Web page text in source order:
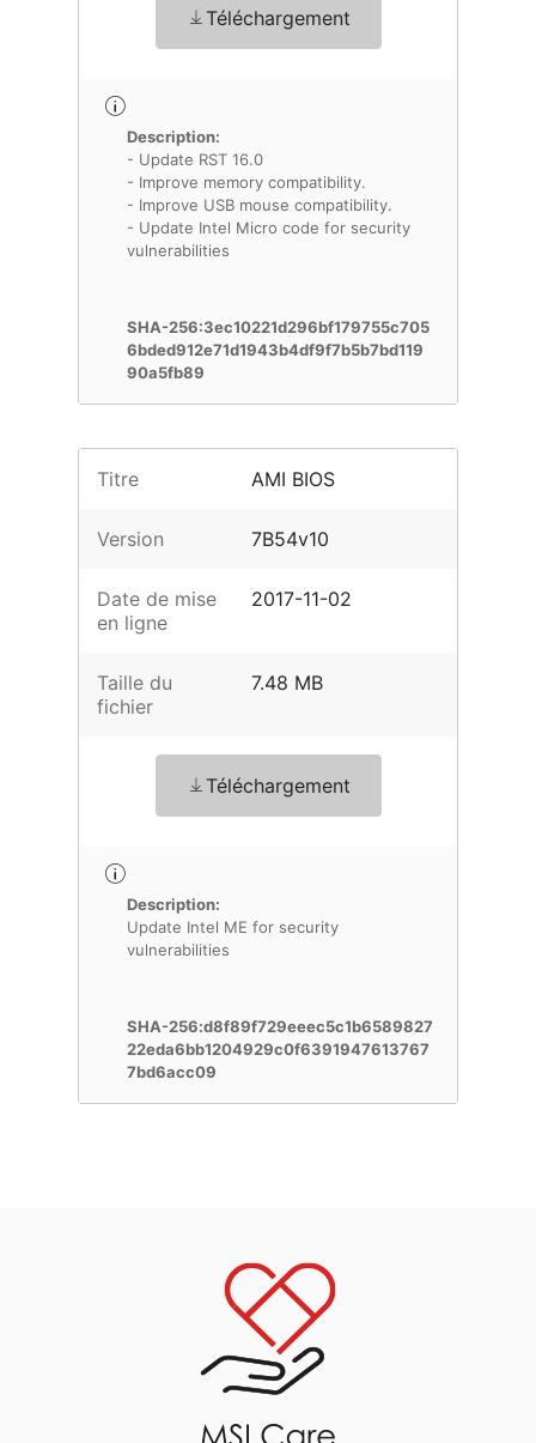
Téléchargement
Description:
- Update RST 16.0
- Improve memory compatibility.
- Improve USB mouse compatibility.
- Update Intel Micro code for security
vulnerabilities
SHA-256:3ec10221d296bf179755c705
6bded912e71d1943b4df9f7b5b7bd119
90a5fb89
Titre AMI BIOS
Version 7B54v10
Date de mise
en ligne
2017-11-02
Taille du
fichier
7.48 MB
Téléchargement
Description:
Update Intel ME for security
vulnerabilities
SHA-256:d8f89f729eeec5c1b6589827
22eda6bb1204929c0f6391947613767
7bd6acc09